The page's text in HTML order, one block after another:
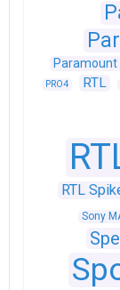
Paramount
PRO4 RTL
RTL
Sony